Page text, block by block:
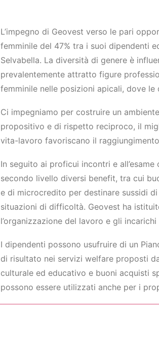
L’impegno di Geovest verso le pari
femminile del 47% tra i suoi dipendenti
Selvabella. La diversità di genere è
prevalentemente attratto figure
femminile nelle posizioni apicali, dove
Ci impegniamo per costruire un
propositivo e di rispetto reciproco, il
vita-lavoro favoriscano il
In seguito ai proficui incontri e
secondo livello diversi benefit, tra cui
e di microcredito per destinare sussidi
situazioni di difficoltà. Geovest ha
l’organizzazione del lavoro e gli
I dipendenti possono usufruire di un
di risultato nei servizi welfare proposti
culturale ed educativo e buoni acquisti
possono essere utilizzati anche per i